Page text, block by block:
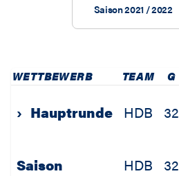
Saison 2021 / 2022
WETTBEWERB TEAM G
› Hauptrunde HDB 32
Saison HDB 32